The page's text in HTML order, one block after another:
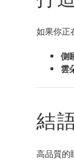
如果你正
側
雲
結
高品質的